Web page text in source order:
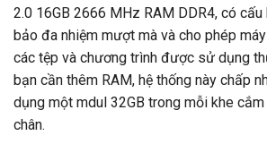
2.0 16GB 2666 MHz RAM DDR4, có
bảo đa nhiệm mượt mà và cho phép
các tệp và chương trình được sử dụng
bạn cần thêm RAM, hệ thống này chấp
dụng một mdul 32GB trong mỗi khe
chân.